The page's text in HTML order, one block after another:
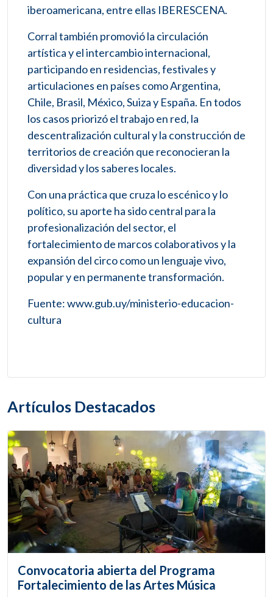
iberoamericana, entre ellas IBERESCENA.
Corral también promovió la circulación
artística y el intercambio internacional,
participando en residencias, festivales y
articulaciones en países como Argentina,
Chile, Brasil, México, Suiza y España. En todos
los casos priorizó el trabajo en red, la
descentralización cultural y la construcción de
territorios de creación que reconocieran la
diversidad y los saberes locales.
Con una práctica que cruza lo escénico y lo
político, su aporte ha sido central para la
profesionalización del sector, el
fortalecimiento de marcos colaborativos y la
expansión del circo como un lenguaje vivo,
popular y en permanente transformación.
Fuente: www.gub.uy/ministerio-educacion-
cultura
Artículos Destacados
Convocatoria abierta del Programa
Fortalecimiento de las Artes Música